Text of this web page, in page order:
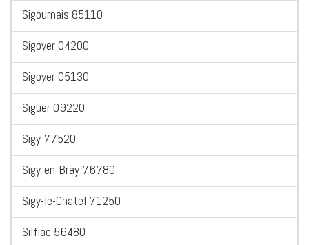
Sigournais 85110
Sigoyer 04200
Sigoyer 05130
Siguer 09220
Sigy 77520
Sigy-en-Bray 76780
Sigy-le-Chatel 71250
Silfiac 56480